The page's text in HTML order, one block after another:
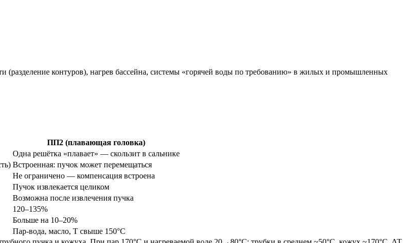
контуров), нагрев бассейна, системы «горячей воды по требованию» в жилых и промышленных
ПП2 (плавающая головка)
Одна решётка «плавает» — скользит в сальнике
Встроенная: пучок может перемещаться
Не ограничено — компенсация встроена
Пучок извлекается целиком
Возможна после извлечения пучка
120–135%
Больше на 10–20%
Пар-вода, масло, T свыше 150°C